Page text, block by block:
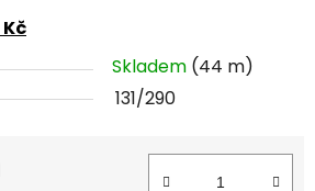
Skladem (44 m)
131/290